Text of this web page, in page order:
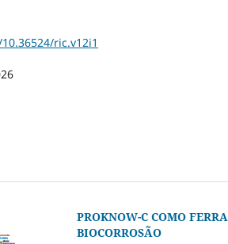
ric.v12i1
PROKNOW-C COMO
BIOCORROSÃO